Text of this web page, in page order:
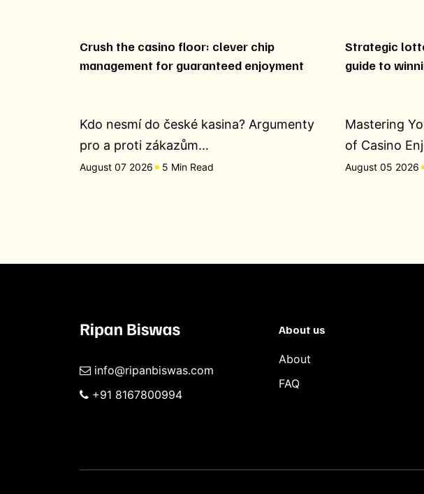
Crush the casino floor: clever chip
management for guaranteed enjoyment
Kdo nesmí do české kasina? Argumenty
pro a proti zákazům…
August 07 2026 5 Min Read
Strategic
guide to
Mastering
of Casino
August 05 2026
info@ripanbiswas.com
+91 8167800994
About us
About
FAQ